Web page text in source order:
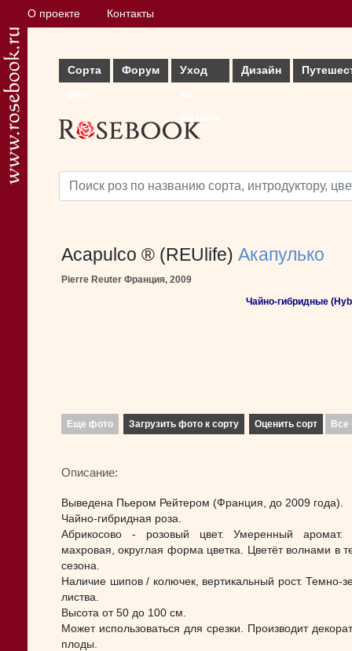
О проекте Контакты
Сорта
Форум
Уход
Дизайн
Acapulco ® (REUlife) Акапулько
Pierre Reuter Франция, 2009
Чайно-гибридные
Еще фото Загрузить фото к сорту Оценить сорт Все
Описание:
Выведена Пьером Рейтером (Франция, до 2009 года).
Чайно-гибридная роза.
Абрикосово - розовый цвет. Умеренный аромат.
махровая, округлая форма цветка. Цветёт волнами в
сезона.
Наличие шипов / колючек, вертикальный рост. Темно-
листва.
Высота от 50 до 100 см.
Может использоваться для срезки. Производит
плоды.